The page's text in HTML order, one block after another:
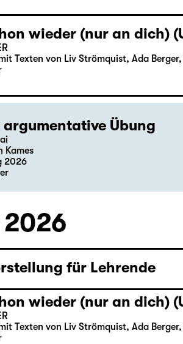
wieder (nur an dich)
Texten von Liv Strömquist, Ada Berger,
argumentative Übung
Kames
2026
für Lehrende
wieder (nur an dich)
Texten von Liv Strömquist, Ada Berger,